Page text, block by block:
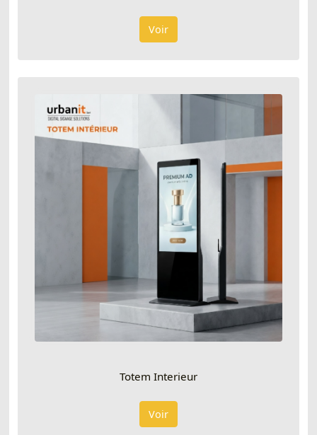
Voir
Totem Interieur
Voir